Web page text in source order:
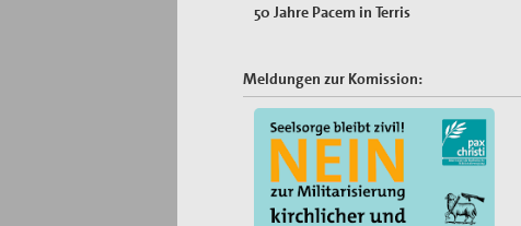
50 Jahre Pacem in Terris
Meldungen zur Komission: